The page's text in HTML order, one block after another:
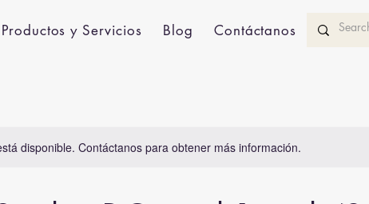
Productos y Servicios Blog Contáctanos
disponible. Contáctanos para obtener más información.